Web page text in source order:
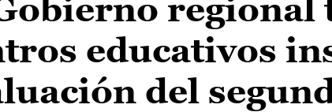
regional
educativos
del